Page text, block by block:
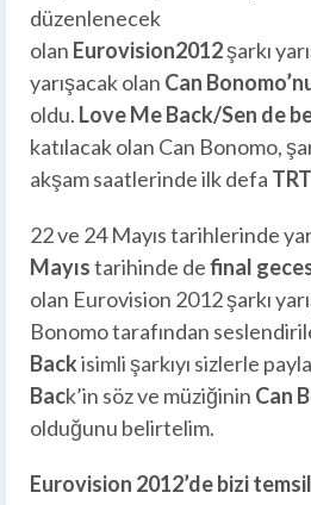
düzenlenecek
olan Eurovision2012şarkı
yarışacak olan Can
oldu. Love Me Back/Sen de
katılacak olan Can Bonomo,
akşam saatlerinde ilk defa
22 ve 24 Mayıs tarihlerinde
Mayıstarihinde definal
olan Eurovision 2012 şarkı
Bonomo tarafından
Backisimli şarkıyı sizlerle
Back’in söz ve müziğinin Can
olduğunu belirtelim.
Eurovision 2012’de bizi